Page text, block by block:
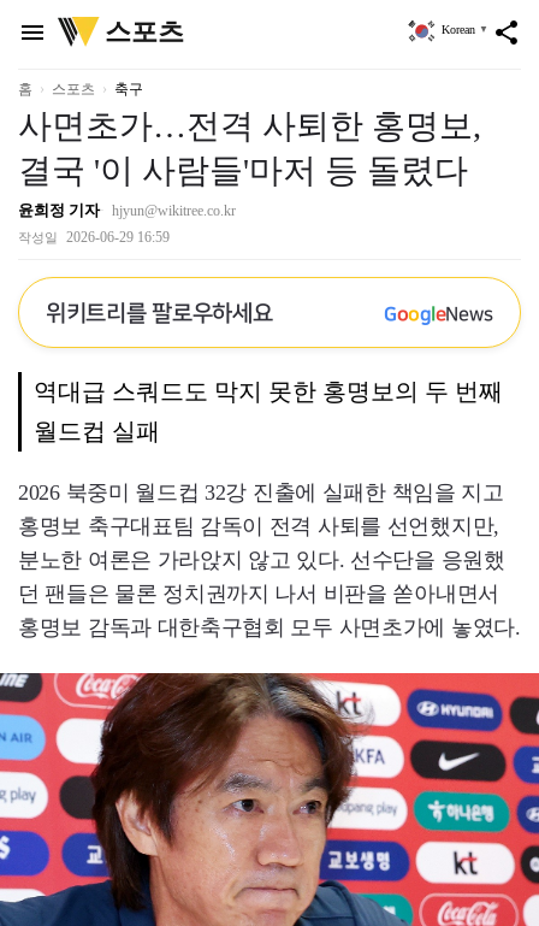
menu
위
키
리
스포츠 share
Korean ▼
홈 스포츠 축구
사면초가…전격 사퇴한 홍명보,
결국 '이 사람들'마저 등 돌렸다
윤희정 기자 hjyun@wikitree.co.kr
작성일 2026-06-29 16:59
위키트리를 팔로우하세요 GoogleNews
역대급 스쿼드도 막지 못한 홍명보의 두 번째
월드컵 실패
2026 북중미 월드컵 32강 진출에 실패한 책임을 지고
홍명보 축구대표팀 감독이 전격 사퇴를 선언했지만,
분노한 여론은 가라앉지 않고 있다. 선수단을 응원했
던 팬들은 물론 정치권까지 나서 비판을 쏟아내면서
홍명보 감독과 대한축구협회 모두 사면초가에 놓였다.